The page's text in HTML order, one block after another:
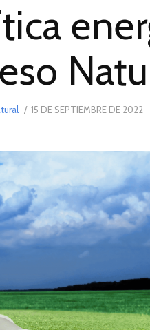
POSTED
15 DE SEPTIEMBRE DE 2022
DE